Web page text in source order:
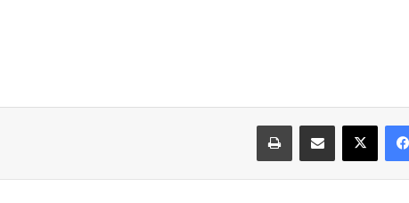
فيسبوك ‫X مشاركة عبر البريد طباعة